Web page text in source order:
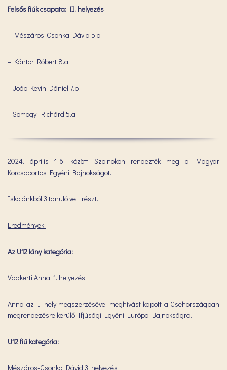
Felsős fiúk csapata: II. helyezés
– Mészáros-Csonka Dávid 5.a
– Kántor Róbert 8.a
– Joób Kevin Dániel 7.b
– Somogyi Richárd 5.a
2024. április 1-6. között Szolnokon rendezték meg a Magyar
Korcsoportos Egyéni Bajnokságot.
Iskolánkból 3 tanuló vett részt.
Eredmények:
Az U12 lány kategória:
Vadkerti Anna: 1. helyezés
Anna az I. hely megszerzésével meghívást kapott a Csehországban
megrendezésre kerülő Ifjúsági Egyéni Európa Bajnokságra.
U12 fiú kategória:
Mészáros-Csonka Dávid 3. helyezés